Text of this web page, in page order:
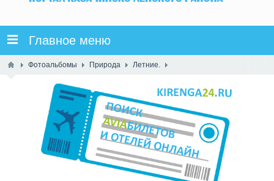
Главное меню
Фотоальбомы Природа Летние.